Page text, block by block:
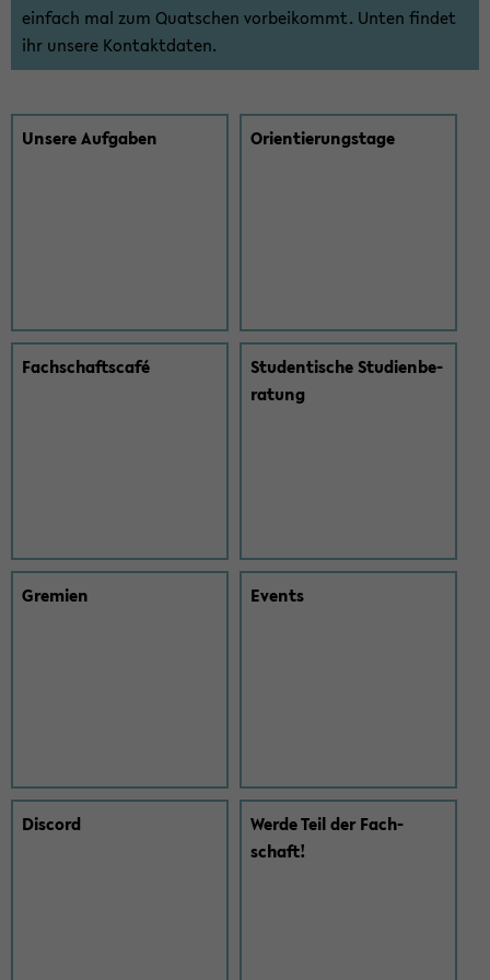
ein­fach mal zum Quat­schen vor­bei­kommt. Unten fin­det
ihr un­se­re Kon­takt­da­ten.
Un­se­re Auf­ga­ben Ori­en­tie­rungs­ta­ge
Fach­schaft­s­café
Stu­den­ti­sche Stu­di­en­be­
ra­tung
Gre­mi­en Events
Dis­cord
Werde Teil der Fach­
schaft!